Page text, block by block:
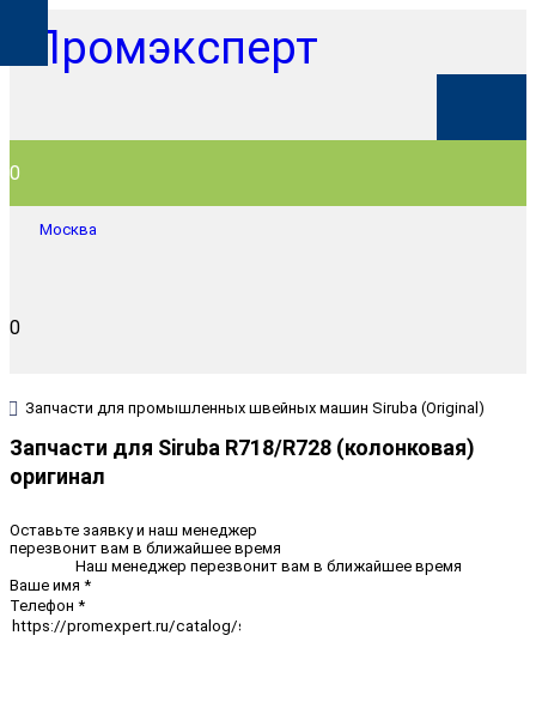
0
Москва
0
Запчасти для промышленных швейных машин Siruba (Original)
Запчасти для Siruba R718/R728 (колонковая)
оригинал
Оставьте заявку и наш менеджер
перезвонит вам в ближайшее время
Наш менеджер перезвонит вам в ближайшее время
Ваше имя *
Телефон *